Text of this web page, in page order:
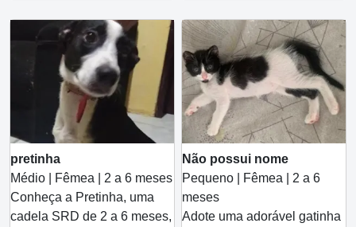
pretinha
Médio | Fêmea | 2 a 6 meses
Conheça a Pretinha, uma
cadela SRD de 2 a 6 meses,
Não possui nome
Pequeno | Fêmea | 2 a 6
meses
Adote uma adorável gatinha